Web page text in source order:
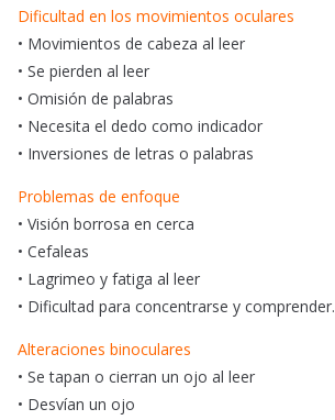
Dificultad en los movimientos oculares
• Movimientos de cabeza al leer
• Se pierden al leer
• Omisión de palabras
• Necesita el dedo como indicador
• Inversiones de letras o palabras
Problemas de enfoque
• Visión borrosa en cerca
• Cefaleas
• Lagrimeo y fatiga al leer
• Dificultad para concentrarse y comprender.
Alteraciones binoculares
• Se tapan o cierran un ojo al leer
• Desvían un ojo